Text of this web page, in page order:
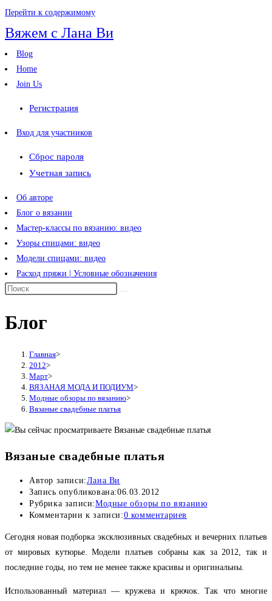
Перейти к содержимому
Вяжем с Лана Ви
Blog
Home
Join Us
Регистрация
Вход для участников
Сброс пароля
Учетная запись
Об авторе
Блог о вязании
Мастер-классы по вязанию: видео
Узоры спицами: видео
Модели спицами: видео
Расход пряжи | Условные обозначения
Блог
Главная>
2012>
Март>
ВЯЗАНАЯ МОДА И ПОДИУМ>
Модные обзоры по вязанию>
Вязаные свадебные платья
Вязаные свадебные платья
Автор записи:Лана Ви
Запись опубликована:06.03.2012
Рубрика записи:Модные обзоры по вязанию
Комментарии к записи:0 комментариев
Сегодня новая подборка эксклюзивных свадебных и вечерних платьев
от мировых кутюрье. Модели платьев собраны как за 2012, так и
последние годы, но тем не менее также красивы и оригинальны.
Использованный материал — кружева и крючок. Так что многие